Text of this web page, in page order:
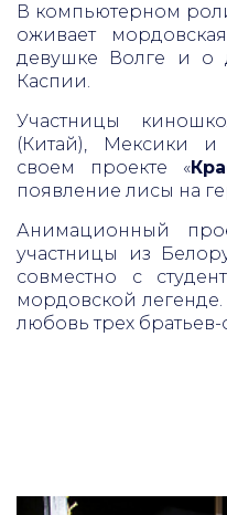
В компьютерном
оживает
девушке Волге и о
Каспии.
Участницы
(Китай), Мексики и
своем проекте «
появление лисы на
Анимационный
участницы из
совместно с
мордовской легенде.
любовь трех братьев-